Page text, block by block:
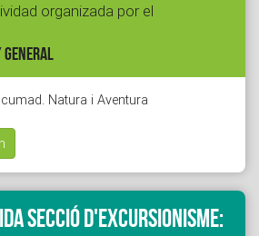
organizada por el
Natura i Aventura
secció d'Excursionisme: